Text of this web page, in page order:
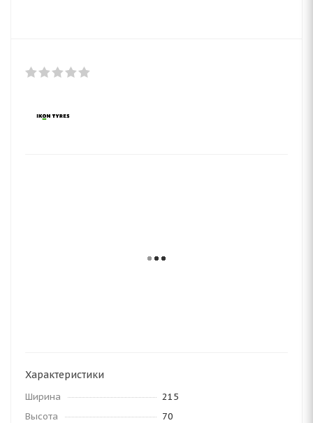
Характеристики
Ширина
215
Высота
70